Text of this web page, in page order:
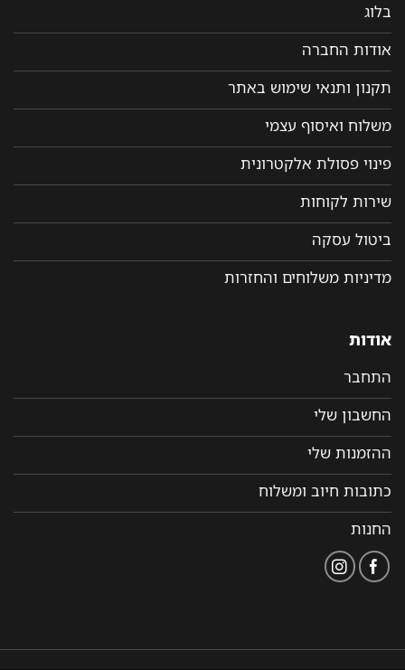
בלוג
אודות החברה
תקנון ותנאי שימוש באתר
משלוח ואיסוף עצמי
פינוי פסולת אלקטרונית
שירות לקוחות
ביטול עסקה
מדיניות משלוחים והחזרות
אודות
התחבר
החשבון שלי
ההזמנות שלי
כתובות חיוב ומשלוח
החנות